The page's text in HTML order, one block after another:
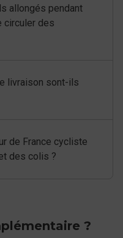
allongés pendant
circuler des
livraison sont-ils
de France cycliste
des colis ?
?